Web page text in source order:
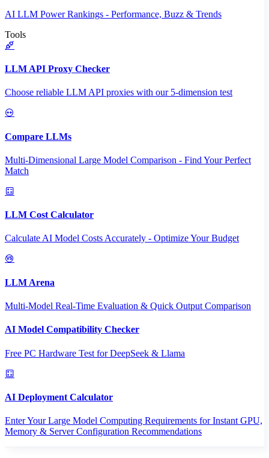
AI LLM Power Rankings - Performance, Buzz & Trends
Tools
LLM API Proxy Checker
Choose reliable LLM API proxies with our 5-dimension test
Compare LLMs
Multi-Dimensional Large Model Comparison - Find Your Perfect
Match
LLM Cost Calculator
Calculate AI Model Costs Accurately - Optimize Your Budget
LLM Arena
Multi-Model Real-Time Evaluation & Quick Output Comparison
AI Model Compatibility Checker
Free PC Hardware Test for DeepSeek & Llama
AI Deployment Calculator
Enter Your Large Model Computing Requirements for Instant GPU,
Memory & Server Configuration Recommendations